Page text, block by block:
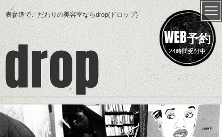
表参道でこだわりの美容室ならdrop(ドロップ)
WEB予約
24時間受付中